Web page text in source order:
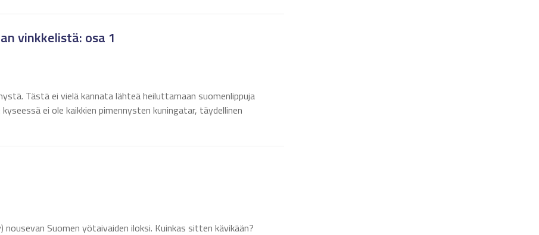
vinkkelistä: osa 1
Tästä ei vielä kannata lähteä heiluttamaan suomenlippuja
ei ole kaikkien pimennysten kuningatar, täydellinen
Suomen yötaivaiden iloksi. Kuinkas sitten kävikään?